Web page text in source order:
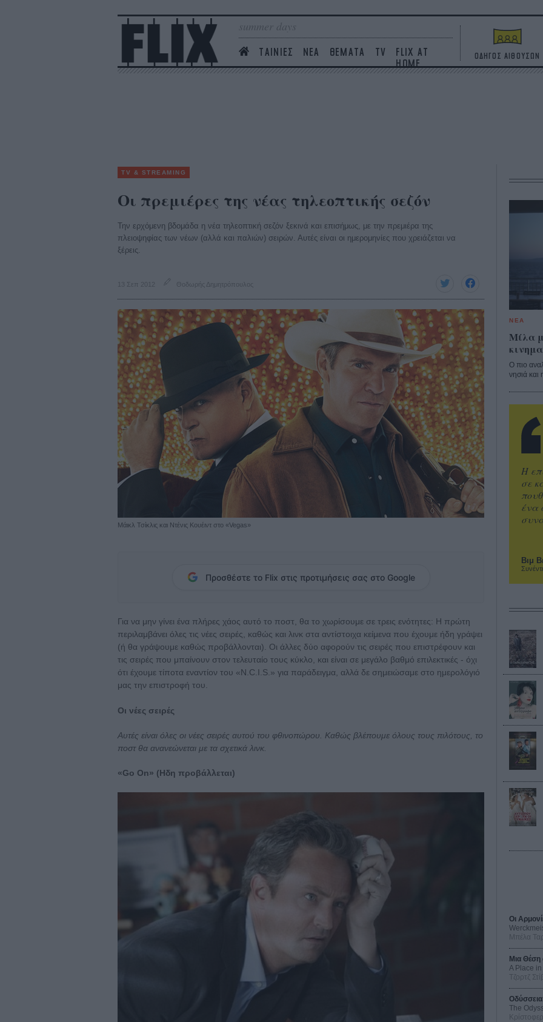
summer days
ΤΑΙΝΙΕΣ ΝΕΑ ΘΕΜΑΤΑ TV
FLIX AT
HOME
ΟΔΗΓΟΣ ΑΙΘΟΥΣΩΝ
TV & STREAMING
Οι πρεμιέρες της νέας τηλεοπτικής σεζόν
Την ερχόμενη βδομάδα η νέα τηλεοπτική σεζόν ξεκινά και επισήμως, με την πρεμιέρα της
πλειοψηφίας των νέων (αλλά και παλιών) σειρών. Αυτές είναι οι ημερομηνίες που χρειάζεται να
ξέρεις.
13 Σεπ 2012 Θοδωρής Δημητρόπουλος
Μάικλ Τσίκλις και Ντένις Κουέιντ στο «Vegas»
Προσθέστε το Flix στις προτιμήσεις σας στο Google
Για να μην γίνει ένα πλήρες χάος αυτό το ποστ, θα το χωρίσουμε σε τρεις ενότητες: Η πρώτη
περιλαμβάνει όλες τις νέες σειρές, καθώς και λινκ στα αντίστοιχα κείμενα που έχουμε ήδη γράψει
(ή θα γράψουμε καθώς προβάλλονται). Οι άλλες δύο αφορούν τις σειρές που επιστρέφουν και
τις σειρές που μπαίνουν στον τελευταίο τους κύκλο, και είναι σε μεγάλο βαθμό επιλεκτικές - όχι
ότι έχουμε τίποτα εναντίον του «N.C.I.S.» για παράδειγμα, αλλά δε σημειώσαμε στο ημερολόγιό
μας την επιστροφή του.
Οι νέες σειρές
Αυτές είναι όλες οι νέες σειρές αυτού του φθινοπώρου. Καθώς βλέπουμε όλους τους πιλότους, το
ποστ θα ανανεώνεται με τα σχετικά λινκ.
«Go On» (Ηδη προβάλλεται)
ΝΕΑ
Μίλα
Ο πιο
νησιά και
Βιμ
Η
σε
ένα
Οι
Μπέλα
Μια Θέση
A Place
Τζορτζ
Οδύσσεια
The